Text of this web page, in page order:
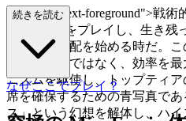
ass="mb-4 text-foreground">戦
MineFun.ioをプレイし、生き
やめて、支配を始める時だ。
イヤー向けではなく、効率を
ニズムを駆使し、トップティ
席を確保するための青写真で
ス」という幻想を解体し、ハ
続きを読む
なぜここでプレイ？